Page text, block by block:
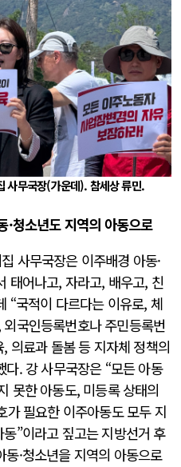
사무국장(가운데). 참세상 류민.
청소년도 지역의 아동으로
사무국장은 이주배경 아동·
태어나고, 자라고, 배우고, 친
“국적이 다르다는 이유로, 체
국인등록번호나 주민등록번
의료과 돌봄 등 지자체 정책의
. 강 사무국장은 “모든 아동
못한 아동도, 미등록 상태의
가 필요한 이주아동도 모두 지
”이라고 짚고는 지방선거 후
·청소년을 지역의 아동으로